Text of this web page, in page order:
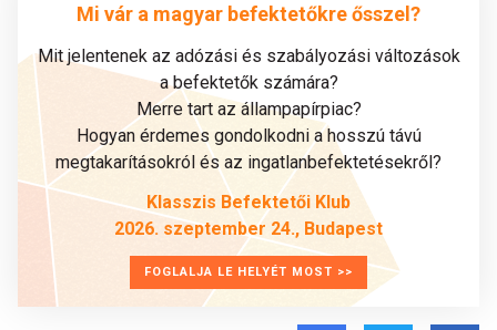
Mi vár a magyar befektetőkre ősszel?
Mit jelentenek az adózási és szabályozási változások
a befektetők számára?
Merre tart az állampapírpiac?
Hogyan érdemes gondolkodni a hosszú távú
megtakarításokról és az ingatlanbefektetésekről?
Klasszis Befektetői Klub
2026. szeptember 24., Budapest
FOGLALJA LE HELYÉT MOST >>